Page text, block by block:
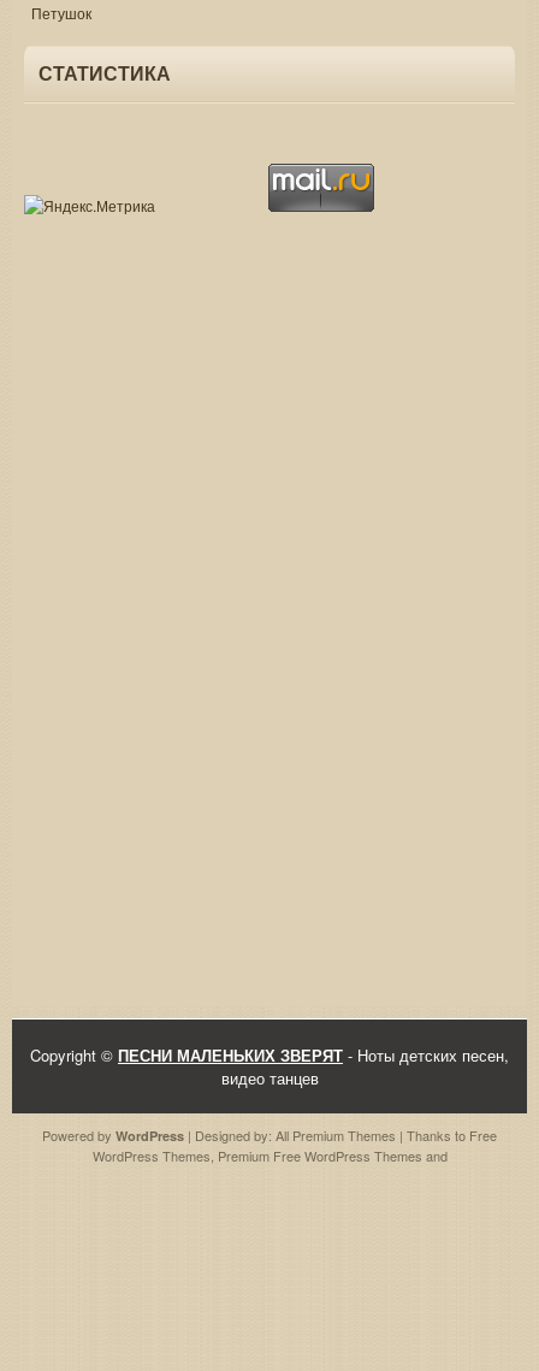
Петушок
СТАТИСТИКА
Copyright © ПЕСНИ МАЛЕНЬКИХ ЗВЕРЯТ - Ноты детских песен,
видео танцев
Powered by WordPress | Designed by: All Premium Themes | Thanks to Free
WordPress Themes Premium Free WordPress Themes and